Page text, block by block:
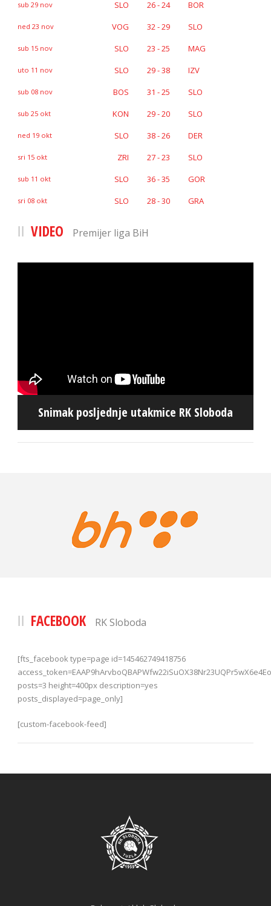
sub 29 nov SLO 26 - 24 BOR
ned 23 nov VOG 32 - 29 SLO
sub 15 nov SLO 23 - 25 MAG
uto 11 nov SLO 29 - 38 IZV
sub 08 nov BOS 31 - 25 SLO
sub 25 okt KON 29 - 20 SLO
ned 19 okt SLO 38 - 26 DER
sri 15 okt ZRI 27 - 23 SLO
sub 11 okt SLO 36 - 35 GOR
sri 08 okt SLO 28 - 30 GRA
VIDEO Premijer liga BiH
Snimak posljednje utakmice RK Sloboda
FACEBOOK RK Sloboda
[fts_facebook type=page id=145462749418756
posts=3 height=400px description=yes
posts_displayed=page_only]
[custom-facebook-feed]